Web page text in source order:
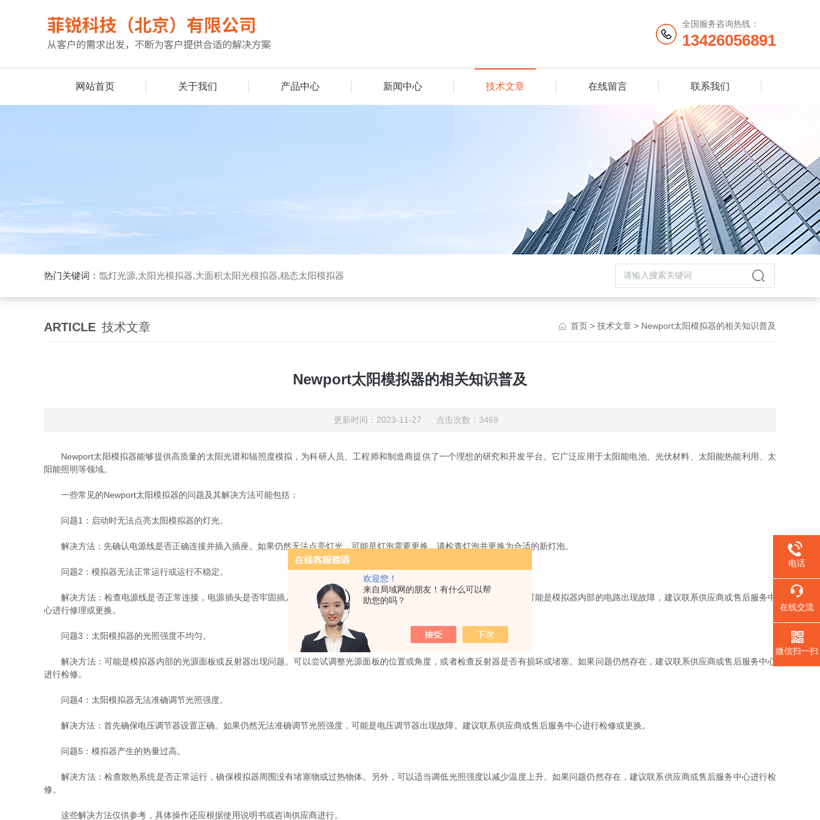
欢迎您！
来自局域网的朋友！有什么可以帮
助您的吗？
全国服务咨询热线：
13426056891
网站首页 关于我们 产品中心 新闻中心 技术文章 在线留言 联系我们
热门关键词： 氙灯光源,太阳光模拟器,大面积太阳光模拟器,稳态太阳模拟器
ARTICLE 技术文章 首页 > 技术文章 > Newport太阳模拟器的相关知识普及
Newport太阳模拟器的相关知识普及
更新时间：2023-11-27 点击次数：3469
Newport太阳模拟器能够提供高质量的太阳光谱和辐照度模拟，为科研人员、工程师和制造商提供了一个理想的研究和开发平台。它广泛应用于太阳能电池、光伏材料、太阳能热能利用、太
阳能照明等领域。
一些常见的Newport太阳模拟器的问题及其解决方法可能包括：
问题1：启动时无法点亮太阳模拟器的灯光。
解决方法：先确认电源线是否正确连接并插入插座。如果仍然无法点亮灯光，可能是灯泡需要更换。请检查灯泡并更换为合适的新灯泡。
问题2：模拟器无法正常运行或运行不稳定。
解决方法：检查电源线是否正常连接，电源插头是否牢固插入插座。另外，确保电压调节器设置正确。如果问题仍然存在，可能是模拟器内部的电路出现故障，建议联系供应商或售后服务中
心进行修理或更换。
问题3：太阳模拟器的光照强度不均匀。
解决方法：可能是模拟器内部的光源面板或反射器出现问题。可以尝试调整光源面板的位置或角度，或者检查反射器是否有损坏或堵塞。如果问题仍然存在，建议联系供应商或售后服务中心
进行检修。
问题4：太阳模拟器无法准确调节光照强度。
解决方法：首先确保电压调节器设置正确。如果仍然无法准确调节光照强度，可能是电压调节器出现故障。建议联系供应商或售后服务中心进行检修或更换。
问题5：模拟器产生的热量过高。
解决方法：检查散热系统是否正常运行，确保模拟器周围没有堵塞物或过热物体。另外，可以适当调低光照强度以减少温度上升。如果问题仍然存在，建议联系供应商或售后服务中心进行检
修。
这些解决方法仅供参考，具体操作还应根据使用说明书或咨询供应商进行。
电话
在线交流
微信扫一扫